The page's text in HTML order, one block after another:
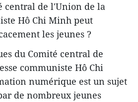
central de l'Union de la
Hô Chi Minh peut
les jeunes ?
du Comité central de
communiste Hô Chi
numérique est un sujet
de nombreux jeunes